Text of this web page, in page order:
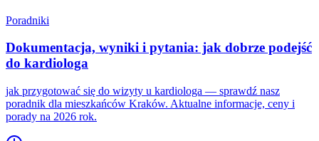
Poradniki
Dokumentacja, wyniki i pytania: jak dobrze podejść
do kardiologa
jak przygotować się do wizyty u kardiologa — sprawdź nasz
poradnik dla mieszkańców Kraków. Aktualne informacje, ceny i
porady na 2026 rok.